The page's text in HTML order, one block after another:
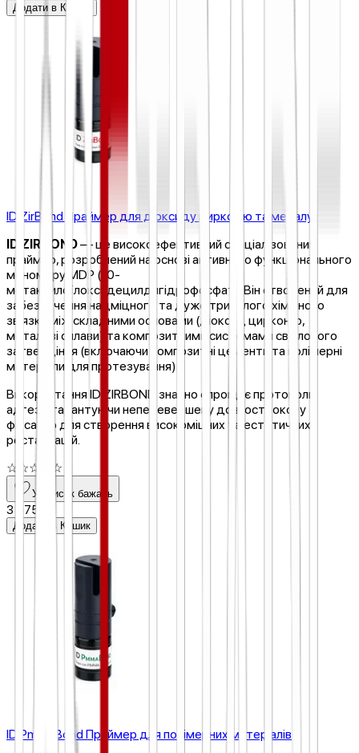
Додати в Кошик
ID ZirBond Праймер для діоксиду цирконію та металу
ID ZIRBOND— це високоефективний спеціалізований
праймер, розроблений на основі активного функціонального
мономеру MDP (10-
метакрилоїлоксидецилдигідрофосфат). Він створений для
забезпечення надміцного та дуже тривалого хімічного
зв'язку між складними основами (діоксид цирконію,
металеві сплави) та композитними системами світлового
затвердіння (включаючи композитні цементи та полімерні
матеріали для протезування).
Використання ID ZIRBOND значно спрощує протоколи
адгезії, гарантуючи неперевершену довгострокову
фіксацію для створення високоміцних та естетичних
реставрацій.
☆ ☆☆ ☆
У список бажань
3 675 ₴
Додати в Кошик
ID PmmaBond Праймер для полімерних матеріалів